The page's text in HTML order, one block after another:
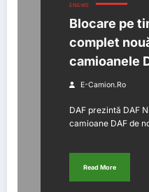
ENEWS
Blocare pe
complet
camioanele
generație
E-Camion.ro
DAF prezintă DAF
camioane DAF de
Read More